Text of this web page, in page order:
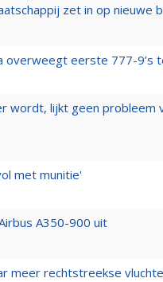
zet in op nieuwe
overweegt eerste 777-9’s
wordt, lijkt geen probleem
met munitie'
A350-900 uit
meer rechtstreekse